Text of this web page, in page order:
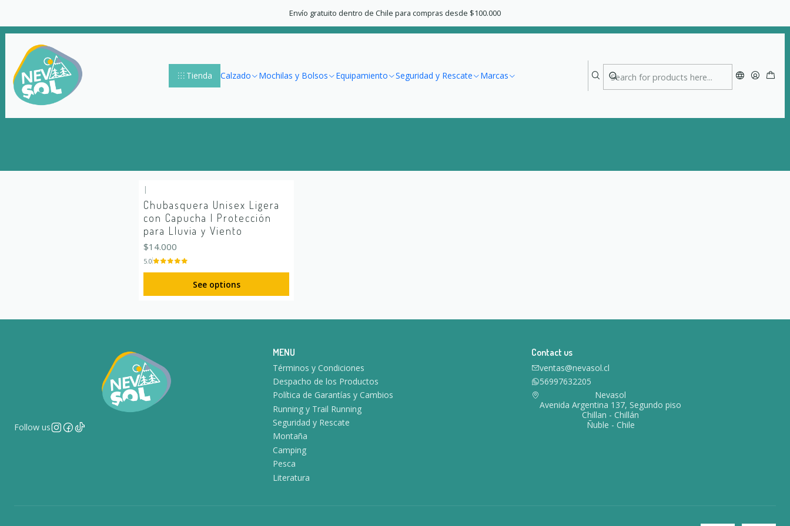
Tienda Calzado Mochilas y Bolsos Equipamiento Seguridad y Rescate Marcas
Envío gratuito dentro de Chile para compras desde $100.000
Home Vestuario Mujer Parkas
Parkas
|
Chubasquera Unisex Ligera
con Capucha | Protección
para Lluvia y Viento
$14.000
5.0
See options
Follow us
MENU
Términos y Condiciones
Despacho de los Productos
Política de Garantías y Cambios
Running y Trail Running
Seguridad y Rescate
Montaña
Camping
Pesca
Literatura
Contact us
ventas@nevasol.cl
56997632205
Nevasol
Avenida Argentina 137, Segundo piso
Chillan - Chillán
Ñuble - Chile